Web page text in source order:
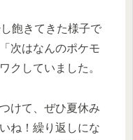
飽きてきた様子で
次はなんのポケモ
クしていました。
けて、ぜひ夏休み
ね！繰り返しにな